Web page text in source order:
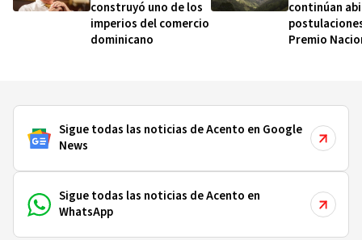
construyó uno de los
imperios del comercio
dominicano
continúan
Premio
Sigue todas las noticias de Acento en Google
News
Sigue todas las noticias de Acento en
WhatsApp